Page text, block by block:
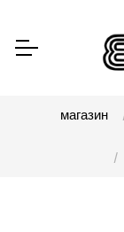
магазин